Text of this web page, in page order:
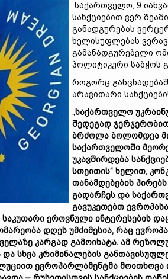
საქართველო, 9
სანქციებით ვერ
განადგურებას
ხელისუფლებას
გამანადგურებელი
პოლიტიკური საბჭოს
როგორც
არავითარი
„საქართველო
შედეგად
ბრძოლა ბოლომდეა
საქართველოში
უკავშირდება
სთეითის“ ხელით,
თანამდებების
გადარჩეს და
გავუკეთებთ
ეროვნული ინტერესების
დღეს უმძიმესია, რაც
კარგად გამოიხატა. ამ
და სხვა კრიმინალების
ევროპარლამენტმა მოითხოვა